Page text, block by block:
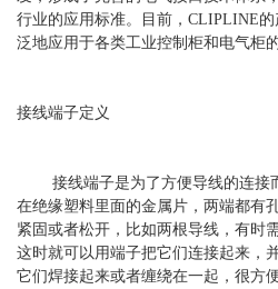
行业的应用标准。目前，CLIPLINE
泛地应用于各类工业控制柜和电气柜
接线端子定义
接线端子是为了方便导线的连接
在绝缘塑料里面的金属片，两端都有
紧固或者松开，比如两根导线，有时
这时就可以用端子把它们连接起来，
它们焊接起来或者缠绕在一起，很方